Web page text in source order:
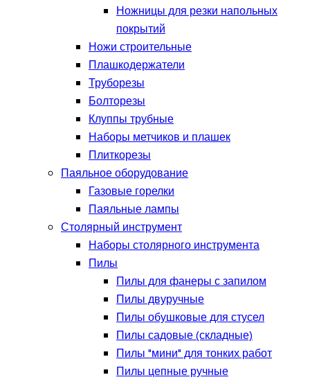
Ножницы для резки напольных
покрытий
Ножи строительные
Плашкодержатели
Труборезы
Болторезы
Клуппы трубные
Наборы метчиков и плашек
Плиткорезы
Паяльное оборудование
Газовые горелки
Паяльные лампы
Столярный инструмент
Наборы столярного инструмента
Пилы
Пилы для фанеры с запилом
Пилы двуручные
Пилы обушковые для стусел
Пилы садовые (складные)
Пилы "мини" для тонких работ
Пилы цепные ручные